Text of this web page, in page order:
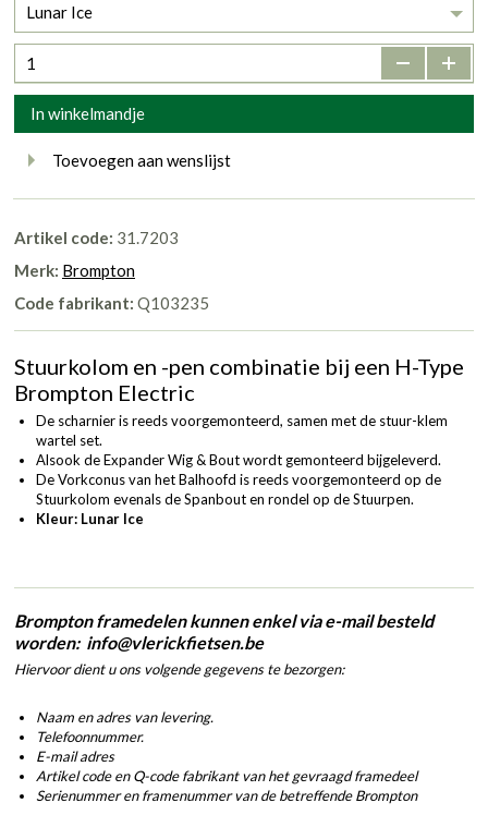
Lunar Ice
- +
In winkelmandje
Toevoegen aan wenslijst
Artikel code: 31.7203
Merk: Brompton
Code fabrikant: Q103235
Stuurkolom en -pen combinatie bij een H-Type
Brompton Electric
De scharnier is reeds voorgemonteerd, samen met de stuur-klem
wartel set.
Alsook de Expander Wig & Bout wordt gemonteerd bijgeleverd.
De Vorkconus van het Balhoofd is reeds voorgemonteerd op de
Stuurkolom evenals de Spanbout en rondel op de Stuurpen.
Kleur: Lunar Ice
Brompton framedelen kunnen enkel via e-mail besteld
worden: info@vlerickfietsen.be
Hiervoor dient u ons volgende gegevens te bezorgen:
Naam en adres van levering.
Telefoonnummer.
E-mail adres
Artikel code en Q-code fabrikant van het gevraagd framedeel
Serienummer en framenummer van de betreffende Brompton